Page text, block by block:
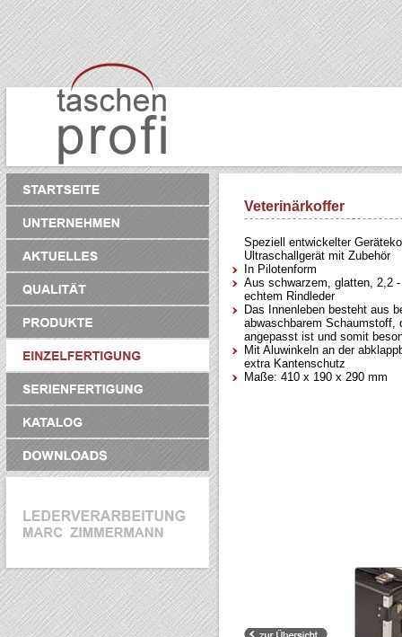
Veterinärkoffer
Speziell entwickelter
Ultraschallgerät mit Zubehör
In Pilotenform
Aus schwarzem, glatten, 2,2
echtem Rindleder
Das Innenleben besteht aus
abwaschbarem Schaumstoff,
angepasst ist und somit
Mit Aluwinkeln an der
extra Kantenschutz
Maße: 410 x 190 x 290 mm